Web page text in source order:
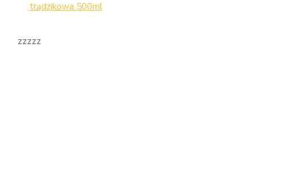
trądzikowa 500ml
zzzzz